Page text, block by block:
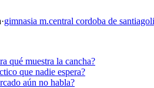
·gimnasia m.central cordoba de santiago
qué muestra la cancha?
que nadie espera?
aún no habla?